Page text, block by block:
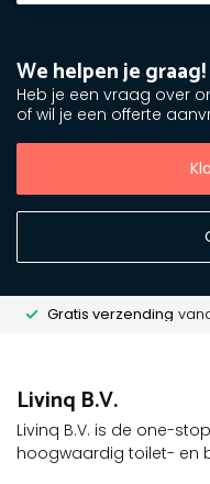
We helpen je graag!
Heb je een vraag over
of wil je een offerte
Gratis verzending
Livinq B.V.
Livinq B.V. is de one-
hoogwaardig toilet- en